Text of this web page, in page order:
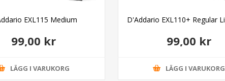
EXL115 Medium
99,00 kr
LÄGG I VARUKORG
D'Addario EXL110+ Regular
99,00 kr
LÄGG I VARUKORG